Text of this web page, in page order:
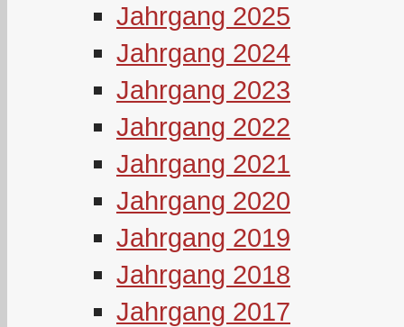
Jahrgang 2025
Jahrgang 2024
Jahrgang 2023
Jahrgang 2022
Jahrgang 2021
Jahrgang 2020
Jahrgang 2019
Jahrgang 2018
Jahrgang 2017